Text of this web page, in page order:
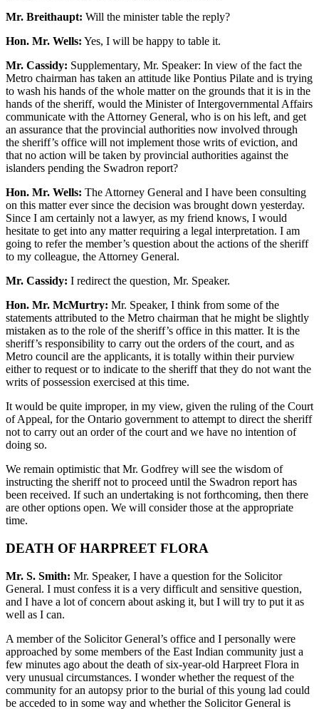
Mr. Breithaupt: Will the minister table the reply?
Hon. Mr. Wells: Yes, I will be happy to table it.
Mr. Cassidy: Supplementary, Mr. Speaker: In view of the fact the
Metro chairman has taken an attitude like Pontius Pilate and is trying
to wash his hands of the whole matter on the grounds that it is in the
hands of the sheriff, would the Minister of Intergovernmental Affairs
communicate with the Attorney General, who is on his left, and get
an assurance that the provincial authorities now involved through
the sheriff’s office will not implement those writs of eviction, and
that no action will be taken by provincial authorities against the
islanders pending the Swadron report?
Hon. Mr. Wells: The Attorney General and I have been consulting
on this matter ever since the decision was brought down yesterday.
Since I am certainly not a lawyer, as my friend knows, I would
hesitate to get into any matter requiring a legal interpretation. I am
going to refer the member’s question about the actions of the sheriff
to my colleague, the Attorney General.
Mr. Cassidy: I redirect the question, Mr. Speaker.
Hon. Mr. McMurtry: Mr. Speaker, I think from some of the
statements attributed to the Metro chairman that he might be slightly
mistaken as to the role of the sheriff’s office in this matter. It is the
sheriff’s responsibility to carry out the orders of the court, and as
Metro council are the applicants, it is totally within their purview
either to request or to indicate to the sheriff that they do not want the
writs of possession exercised at this time.
It would be quite improper, in my view, given the ruling of the Court
of Appeal, for the Ontario government to attempt to direct the sheriff
not to carry out an order of the court and we have no intention of
doing so.
We remain optimistic that Mr. Godfrey will see the wisdom of
instructing the sheriff not to proceed until the Swadron report has
been received. If such an undertaking is not forthcoming, then there
are other options open. We will consider those at the appropriate
time.
DEATH OF HARPREET FLORA
Mr. S. Smith: Mr. Speaker, I have a question for the Solicitor
General. I must confess it is a very difficult and sensitive question,
and I have a lot of concern about asking it, but I will try to put it as
well as I can.
A member of the Solicitor General’s office and I personally were
approached by some members of the East Indian community just a
few minutes ago about the death of six-year-old Harpreet Flora in
very unusual circumstances. I wonder whether the request of the
community for an autopsy prior to the burial of this young lad could
be acceded to in some way and whether the Solicitor General is